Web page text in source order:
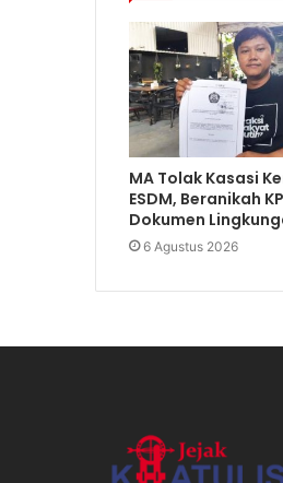
MA Tolak Kasasi
ESDM, Beranikah
Dokumen
6 Agustus 2026